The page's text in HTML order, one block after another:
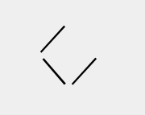
＼／